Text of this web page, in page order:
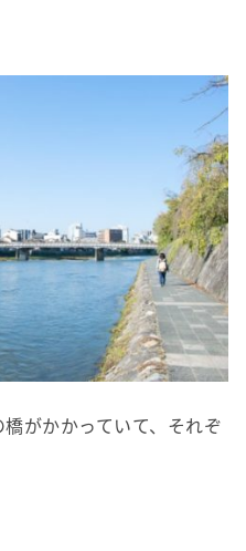
がかかっていて、それぞ